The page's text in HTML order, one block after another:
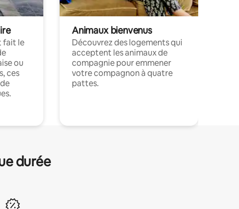
fait le
ou
ces
Animaux bienvenus
Découvrez des logements qui
acceptent les animaux de
compagnie pour emmener
votre compagnon à quatre
pattes.
durée